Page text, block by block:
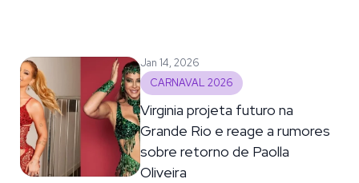
Jan 14, 2026
CARNAVAL 2026
Virginia projeta futuro na
Grande Rio e reage a rumores
sobre retorno de Paolla
Oliveira